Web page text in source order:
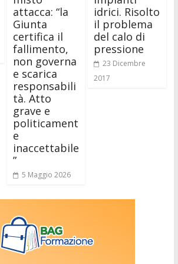
attacca: “la
Giunta
certifica il
fallimento,
non governa
e scarica
responsabili
tà. Atto
grave e
politicament
e
inaccettabile
”
5 Maggio 2026
idrici. Risolto
il problema
del calo di
pressione
23 Dicembre
2017